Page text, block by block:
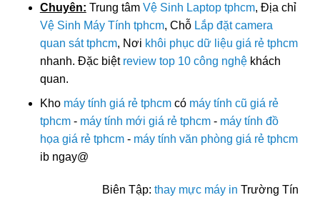
Chuyên: Trung tâm Vệ Sinh Laptop tphcm, Địa chỉ
Vệ Sinh Máy Tính tphcm, Chỗ Lắp đặt camera
quan sát tphcm, Nơi khôi phục dữ liệu giá rẻ tphcm
nhanh. Đặc biệt review top 10 công nghệkhách
quan.
Kho máy tính giá rẻ tphcmcó máy tính cũ giá rẻ
tphcm- máy tính mới giá rẻ tphcm- máy tính đồ
họa giá rẻ tphcm- máy tính văn phòng giá rẻ tphcm
ib ngay@
Biên Tập: thay mực máy in Trường Tín